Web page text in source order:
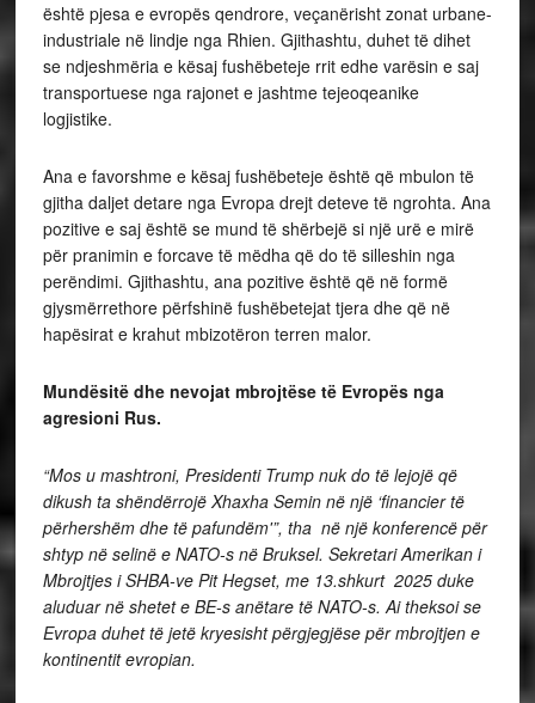
është pjesa e evropës qendrore, veçanërisht zonat urbane-
industriale në lindje nga Rhien. Gjithashtu, duhet të dihet
se ndjeshmëria e kësaj fushëbeteje rrit edhe varësin e saj
transportuese nga rajonet e jashtme tejeoqeanike
logjistike.
Ana e favorshme e kësaj fushëbeteje është që mbulon të
gjitha daljet detare nga Evropa drejt deteve të ngrohta. Ana
pozitive e saj është se mund të shërbejë si një urë e mirë
për pranimin e forcave të mëdha që do të silleshin nga
perëndimi. Gjithashtu, ana pozitive është që në formë
gjysmërrethore përfshinë fushëbetejat tjera dhe që në
hapësirat e krahut mbizotëron terren malor.
Mundësitë dhe nevojat mbrojtëse të Evropës nga
agresioni Rus.
“Mos u mashtroni, Presidenti Trump nuk do të lejojë që
dikush ta shëndërrojë Xhaxha Semin në një ‘financier të
përhershëm dhe të pafundëm'”, tha në një konferencë për
shtyp në selinë e NATO-s në Bruksel. Sekretari Amerikan i
Mbrojtjes i SHBA-ve Pit Hegset, me 13.shkurt 2025 duke
aluduar në shetet e BE-s anëtare të NATO-s. Ai theksoi se
Evropa duhet të jetë kryesisht përgjegjëse për mbrojtjen e
kontinentit evropian.